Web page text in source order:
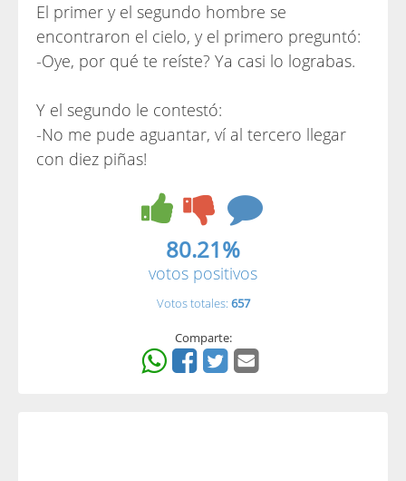
El primer y el segundo hombre se
encontraron el cielo, y el primero preguntó:
-Oye, por qué te reíste? Ya casi lo lograbas.
Y el segundo le contestó:
-No me pude aguantar, ví al tercero llegar
con diez piñas!
80.21%
votos positivos
Votos totales: 657
Comparte: